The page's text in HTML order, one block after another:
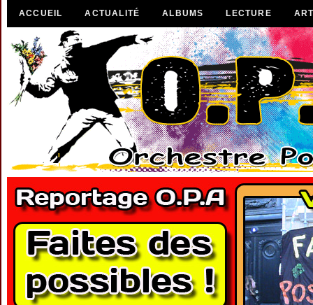
ACCUEIL ACTUALITÉ ALBUMS LECTURE